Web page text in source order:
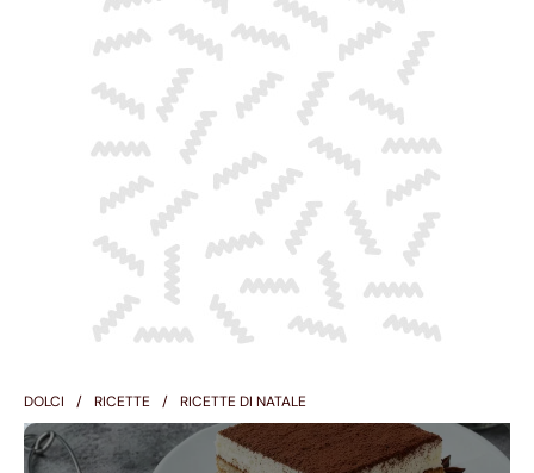
DOLCI RICETTE RICETTE DI NATALE